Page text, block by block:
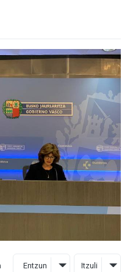
Entzun Itzuli